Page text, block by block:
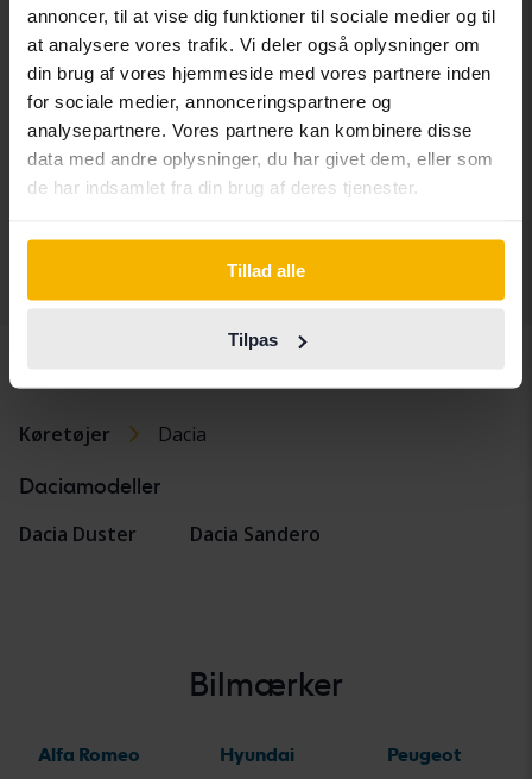
annoncer, til at vise dig funktioner til sociale medier og til
at analysere vores trafik. Vi deler også oplysninger om
din brug af vores hjemmeside med vores partnere inden
for sociale medier, annonceringspartnere og
analysepartnere. Vores partnere kan kombinere disse
data med andre oplysninger, du har givet dem, eller som
de har indsamlet fra din brug af deres tjenester.
Tillad alle
Tilpas
Dacia Duster
1.3 TCe 4x2
2019
43 820 kilometer
Benzin
Arboga
Startpris Kommer snart
Køretøjer Dacia
Daciamodeller
Dacia Duster Dacia Sandero
Bilmærker
Alfa Romeo
Hyundai
Peugeot